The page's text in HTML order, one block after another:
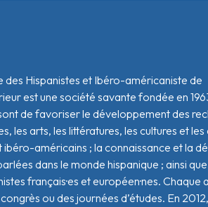
des Hispanistes et Ibéro-américaniste de
est une société savante fondée en
de favoriser le développement des
les arts, les littératures, les cultures et les
ibéro-américains ; la connaissance et la
dans le monde hispanique ; ainsi
français·es et européen·nes. Chaque
ou des journées d’études. En